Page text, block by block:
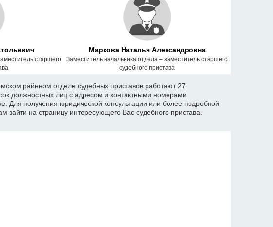
старшего
Маркова Наталья Александровна
Заместитель начальника отдела – заместитель старшего
судебного пристава
райнном отделе судебных приставов работают 27
должностных лиц с адресом и контактными номерами
Для получения юридической консультации или более подробной
на страницу интересующего Вас судебного пристава.